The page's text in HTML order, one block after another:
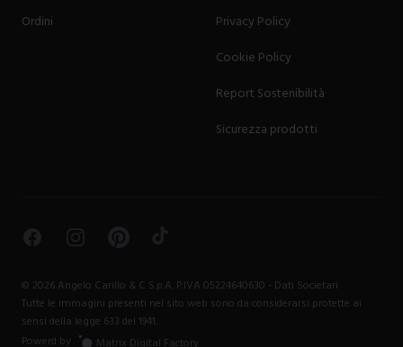
Ordini
Privacy Policy
Cookie Policy
Report Sostenibilità
Sicurezza prodotti
FacebookInstagramPinterestTikTok
© 2026 Angelo Carillo & C S.p.A. P.IVA 05224640630 - Dati Societari
Tutte le immagini presenti nel sito web sono da considerarsi protette ai
sensi della legge 633 del 1941.
Powerd by
Matrix Digital Factory